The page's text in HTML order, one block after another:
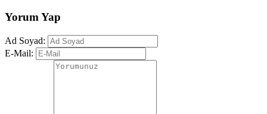
Yorum Yap
Ad Soyad:
E-Mail: